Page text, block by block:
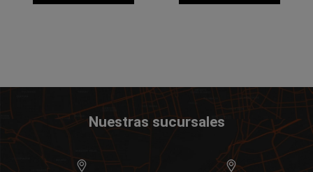
Nuestras sucursales